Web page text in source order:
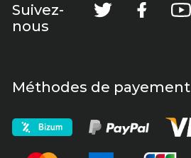
Suivez-
nous
Méthodes de payement